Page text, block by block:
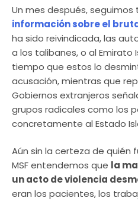
Un mes después, seguimos
información sobre el
ha sido reivindicada, las
a los talibanes, o al Emirato
tiempo que estos lo
acusación, mientras que
Gobiernos extranjeros
grupos radicales como los
concretamente al Estado
Aún sin la certeza de quién
MSF entendemos que la
un acto de violencia
eran los pacientes, los